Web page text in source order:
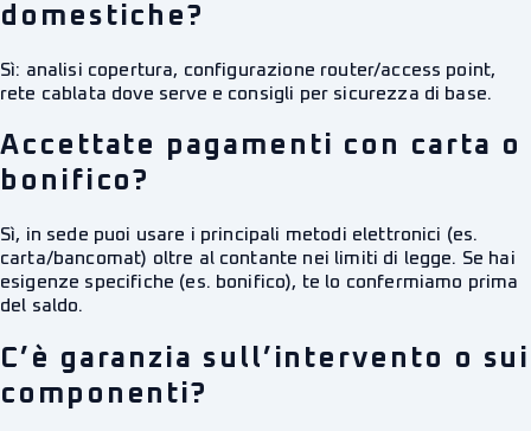
domestiche?
Sì: analisi copertura, configurazione router/access point,
rete cablata dove serve e consigli per sicurezza di base.
Accettate pagamenti con carta o
bonifico?
Sì, in sede puoi usare i principali metodi elettronici (es.
carta/bancomat) oltre al contante nei limiti di legge. Se hai
esigenze specifiche (es. bonifico), te lo confermiamo prima
del saldo.
C’è garanzia sull’intervento o sui
componenti?